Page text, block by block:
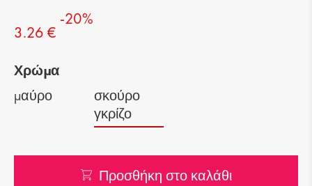
3.26 €
-20%
Χρώμα
μαύρο
σκούρο
γκρίζο
Προσθήκη στο καλάθι